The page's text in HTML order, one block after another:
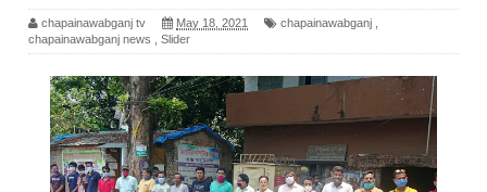
chapainawabganj tv May 18, 2021 chapainawabganj
chapainawabganj news
Slider